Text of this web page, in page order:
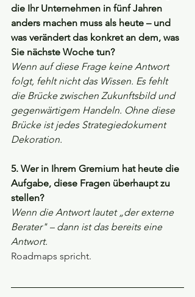
die Ihr Unternehmen in fünf Jahren
anders machen muss als heute – und
was verändert das konkret an dem, was
Sie nächste Woche tun?
Wenn auf diese Frage keine Antwort
folgt, fehlt nicht das Wissen. Es fehlt
die Brücke zwischen Zukunftsbild und
gegenwärtigem Handeln. Ohne diese
Brücke ist jedes Strategiedokument
Dekoration.
5. Wer in Ihrem Gremium hat heute die
Aufgabe, diese Fragen überhaupt zu
stellen?
Wenn die Antwort lautet „der externe
Berater" – dann ist das bereits eine
Antwort.
Roadmaps spricht.